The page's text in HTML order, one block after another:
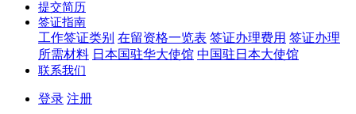
提交简历
签证指南
工作签证类别 在留资格一览表 签证办理费用 签证办理
所需材料 日本国驻华大使馆 中国驻日本大使馆
联系我们
登录 注册